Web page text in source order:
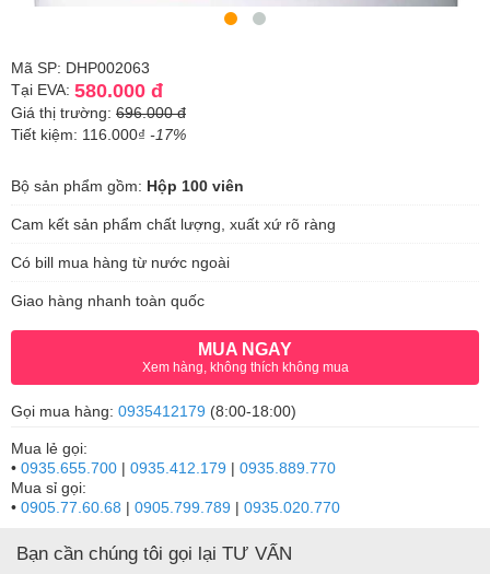
Mã SP: DHP002063
Tại EVA: 580.000 đ
Giá thị trường: 696.000 đ
Tiết kiệm: 116.000₫ -17%
Bộ sản phẩm gồm: Hộp 100 viên
Cam kết sản phẩm chất lượng, xuất xứ rõ ràng
Có bill mua hàng từ nước ngoài
Giao hàng nhanh toàn quốc
MUA NGAY
Xem hàng, không thích không mua
Gọi mua hàng: 0935412179 (8:00-18:00)
Mua lẻ gọi:
• 0935.655.700 | 0935.412.179 | 0935.889.770
Mua sỉ gọi:
• 0905.77.60.68 | 0905.799.789 | 0935.020.770
Bạn cần chúng tôi gọi lại TƯ VẤN